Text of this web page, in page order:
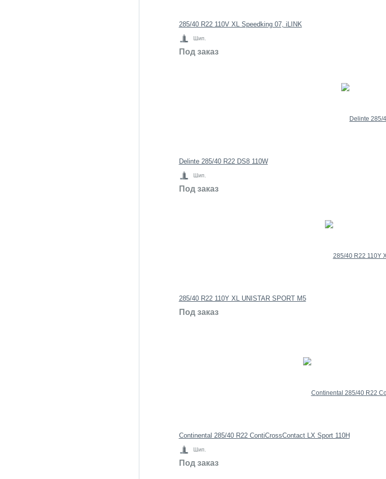
285/40 R22 110V XL Speedking 07, iLINK
Шип.
Под заказ
Delinte 285/40 R22 DS8 110W
Шип.
Под заказ
285/40 R22 110Y XL UNISTAR SPORT M5
Под заказ
Continental 285/40 R22 ContiCrossContact LX Sport 110H
Шип.
Под заказ